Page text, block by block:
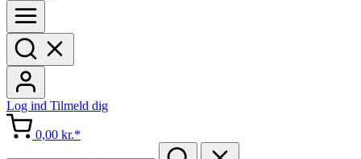
Log ind Tilmeld dig
0,00 kr.*